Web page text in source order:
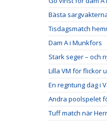
Bästa
Tisdagsmatch
Dam A i Munkfors
Stark seger – och
Lilla VM för flickor
En regntung dag i
Andra poolspelet
Tuff match när